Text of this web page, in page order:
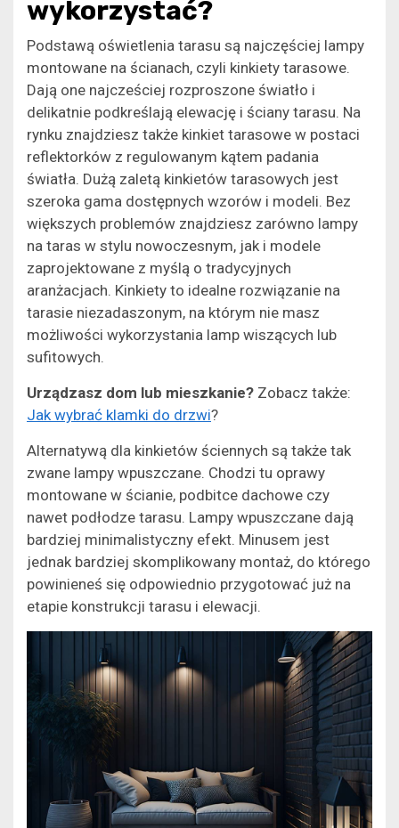
wykorzystać?
Podstawą oświetlenia tarasu są najczęściej lampy
montowane na ścianach, czyli kinkiety tarasowe.
Dają one najcześciej rozproszone światło i
delikatnie podkreślają elewację i ściany tarasu. Na
rynku znajdziesz także kinkiet tarasowe w postaci
reflektorków z regulowanym kątem padania
światła. Dużą zaletą kinkietów tarasowych jest
szeroka gama dostępnych wzorów i modeli. Bez
większych problemów znajdziesz zarówno lampy
na taras w stylu nowoczesnym, jak i modele
zaprojektowane z myślą o tradycyjnych
aranżacjach. Kinkiety to idealne rozwiązanie na
tarasie niezadaszonym, na którym nie masz
możliwości wykorzystania lamp wiszących lub
sufitowych.
Urządzasz dom lub mieszkanie? Zobacz także:
Jak wybrać klamki do drzwi?
Alternatywą dla kinkietów ściennych są także tak
zwane lampy wpuszczane. Chodzi tu oprawy
montowane w ścianie, podbitce dachowe czy
nawet podłodze tarasu. Lampy wpuszczane dają
bardziej minimalistyczny efekt. Minusem jest
jednak bardziej skomplikowany montaż, do którego
powinieneś się odpowiednio przygotować już na
etapie konstrukcji tarasu i elewacji.